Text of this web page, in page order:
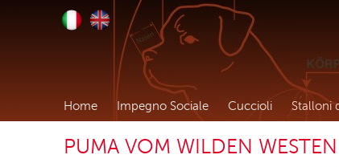
Home Impegno Sociale Cuccioli Stalloni
PUMA VOM WILDEN